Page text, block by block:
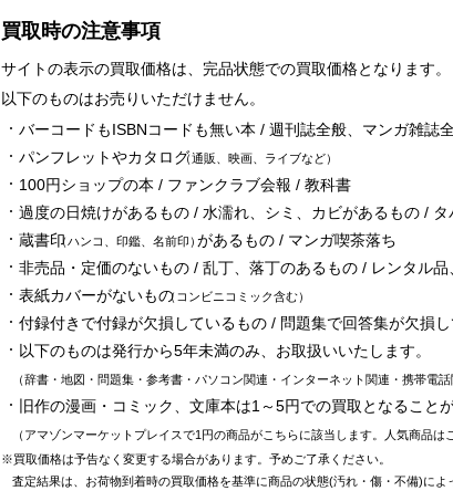
買取時の注意事項
サイトの表示の買取価格は、完品状態での買取価格となります。
以下のものはお売りいただけません。
バーコードもISBNコードも無い本 / 週刊誌全般、マンガ雑誌
パンフレットやカタログ 通販、映画、ライブなど
100円ショップの本 / ファンクラブ会報 / 教科書
過度の日焼けがあるもの / 水濡れ、シミ、カビがあるもの /
蔵書印 ハンコ、印鑑、名前印
があるもの / マンガ喫茶落ち
非売品・定価のないもの / 乱丁、落丁のあるもの / レンタル
表紙カバーがないもの コンビニコミック含む
付録付きで付録が欠損しているもの / 問題集で回答集が欠損
以下のものは発行から5年未満のみ、お取扱いいたします。
辞書・地図・問題集・参考書・パソコン関連・インターネット関連・携帯電
旧作の漫画・コミック、文庫本は1～5円での買取となることが
アマゾンマーケットプレイスで1円の商品がこちらに該当します。人気商品は
買取価格は予告なく変更する場合があります。予めご了承ください。
査定結果は、お荷物到着時の買取価格を基準に商品の状態(汚れ・傷・不備)によ